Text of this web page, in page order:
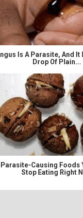
Is A Parasite, And It
Drop Of Plain...
Causing Foods
Stop Eating Right